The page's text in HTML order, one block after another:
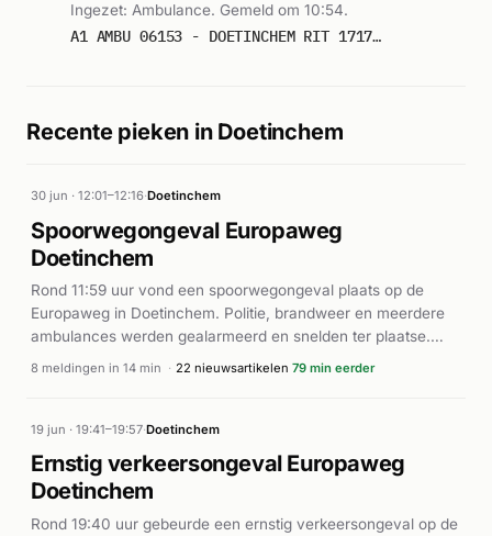
Ingezet: Ambulance. Gemeld om 10:54.
A1 AMBU 06153 - DOETINCHEM RIT 171708
Recente pieken in Doetinchem
30 jun · 12:01–12:16·Doetinchem
Spoorwegongeval Europaweg
Doetinchem
Rond 11:59 uur vond een spoorwegongeval plaats op de
Europaweg in Doetinchem. Politie, brandweer en meerdere
ambulances werden gealarmeerd en snelden ter plaatse.
Ook een traumahelikopter (Lifeliner) werd ingezet. Het
Doetinchem. Volgens lokale media (Omroep Gelderland en
REGIO8) was sprake van letsel waarbij de helikopterberging
noodzakelijk was. De exacte toedracht en aantal gewonden
zijn niet in detail gerapporteerd.
8 meldingen in 14 min · 22 nieuwsartikelen 79 min eerder
19 jun · 19:41–19:57·Doetinchem
Ernstig verkeersongeval Europaweg
Doetinchem
Rond 19:40 uur gebeurde een ernstig verkeersongeval op de